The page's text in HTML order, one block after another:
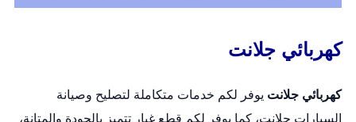
كهربائي جلانت
كهربائي جلانت يوفر لكم خدمات متكاملة لتصليح وصيانة
السيارات جلانت، كما يوفر لكم قطع غيار تتميز بالجودة والمتانة،